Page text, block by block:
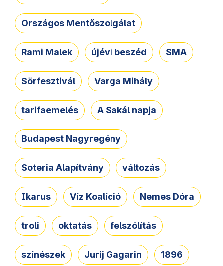
Országos Mentőszolgálat
Rami Malek újévi beszéd SMA
Sörfesztivál Varga Mihály
tarifaemelés A Sakál napja
Budapest Nagyregény
Soteria Alapítvány változás
Ikarus Víz Koalíció Nemes Dóra
troli oktatás felszólítás
színészek Jurij Gagarin 1896